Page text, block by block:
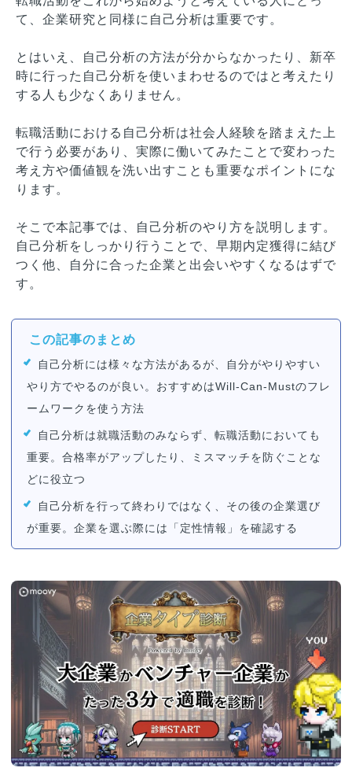
て、企業研究と同様に自己分析は重要です。
とはいえ、自己分析の方法が分からなかったり、新卒
時に行った自己分析を使いまわせるのではと考えたり
する人も少なくありません。
転職活動における自己分析は社会人経験を踏まえた上
で行う必要があり、実際に働いてみたことで変わった
考え方や価値観を洗い出すことも重要なポイントにな
ります。
そこで本記事では、自己分析のやり方を説明します。
自己分析をしっかり行うことで、早期内定獲得に結び
つく他、自分に合った企業と出会いやすくなるはずで
す。
この記事のまとめ
自己分析には様々な方法があるが、自分がやりやすい
やり方でやるのが良い。おすすめはWill-Can-Mustのフレ
ームワークを使う方法
自己分析は就職活動のみならず、転職活動においても
重要。合格率がアップしたり、ミスマッチを防ぐことな
どに役立つ
自己分析を行って終わりではなく、その後の企業選び
が重要。企業を選ぶ際には「定性情報」を確認する